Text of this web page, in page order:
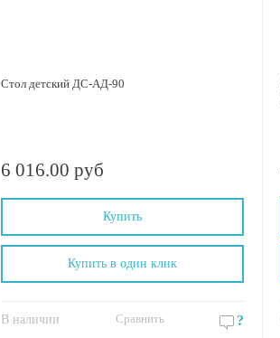
Стол детский ДС-АД-90
6 016.00 руб
Купить
В наличии Сравнить ?
Купить в один клик